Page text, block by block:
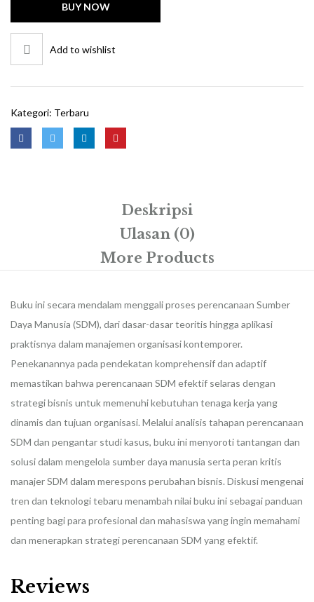
Manusia
BUY NOW
Add to wishlist
Kategori: Terbaru
Deskripsi
Ulasan (0)
More Products
Buku ini secara mendalam menggali proses perencanaan Sumber
Daya Manusia (SDM), dari dasar-dasar teoritis hingga aplikasi
praktisnya dalam manajemen organisasi kontemporer.
Penekanannya pada pendekatan komprehensif dan adaptif
memastikan bahwa perencanaan SDM efektif selaras dengan
strategi bisnis untuk memenuhi kebutuhan tenaga kerja yang
dinamis dan tujuan organisasi. Melalui analisis tahapan perencanaan
SDM dan pengantar studi kasus, buku ini menyoroti tantangan dan
solusi dalam mengelola sumber daya manusia serta peran kritis
manajer SDM dalam merespons perubahan bisnis. Diskusi mengenai
tren dan teknologi tebaru menambah nilai buku ini sebagai panduan
penting bagi para profesional dan mahasiswa yang ingin memahami
dan menerapkan strategi perencanaan SDM yang efektif.
Reviews